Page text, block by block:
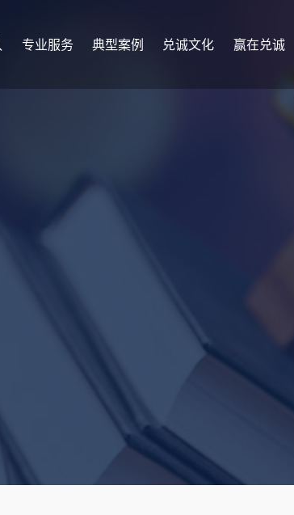
专业服务 典型案例 兑诚文化 赢在兑诚